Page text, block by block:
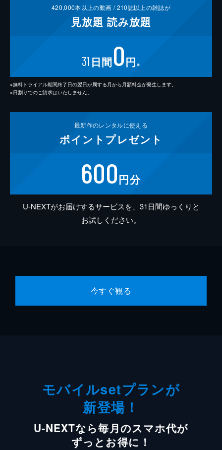
420,000本以上の動画 /210誌以上の雑誌が
見放題 読み放題
31 日間0円 ※
※無料トライアル期間終了日の翌日が属する月から月額料金が発生します。
※日割りでのご請求はいたしません。
最新作のレンタルに使える
ポイント プレゼント
600円分
U-NEXTがお届けするサービスを、31日間ゆっくりと
お試しください。
今すぐ観る
モバイルsetプランが
新登場！
U-NEXTなら毎月のスマホ代が
ずっとお得に！